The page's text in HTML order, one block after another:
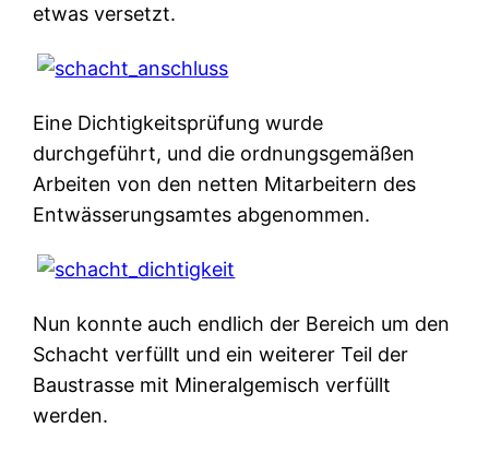
etwas versetzt.
Eine Dichtigkeitsprüfung wurde
durchgeführt, und die ordnungsgemäßen
Arbeiten von den netten Mitarbeitern des
Entwässerungsamtes abgenommen.
Nun konnte auch endlich der Bereich um den
Schacht verfüllt und ein weiterer Teil der
Baustrasse mit Mineralgemisch verfüllt
werden.